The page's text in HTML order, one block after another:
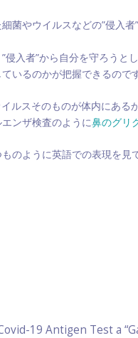
菌やウイルスなどの”侵入者”
入者”から自分を守ろうと
いるのかが把握できるの
ルスそのものが体内にあ
ンザ検査のように鼻のグリ
のように英語での表現を見
19 Antigen Test a